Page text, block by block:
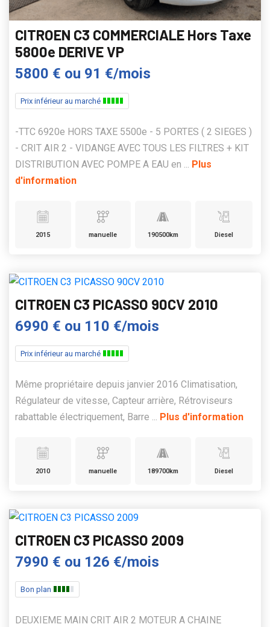
CITROEN C3 COMMERCIALE Hors Taxe
5800e DERIVE VP
5800 € ou 91 €/mois
Prix inférieur au marché
-TTC 6920e HORS TAXE 5500e - 5 PORTES ( 2 SIEGES )
- CRIT AIR 2 - VIDANGE AVEC TOUS LES FILTRES + KIT
DISTRIBUTION AVEC POMPE A EAU en ... Plus
d'information
2015 manuelle 190500km Diesel
CITROEN C3 PICASSO 90CV 2010
6990 € ou 110 €/mois
Prix inférieur au marché
Même propriétaire depuis janvier 2016 Climatisation,
Régulateur de vitesse, Capteur arrière, Rétroviseurs
rabattable électriquement, Barre ... Plus d'information
2010 manuelle 189700km Diesel
CITROEN C3 PICASSO 2009
7990 € ou 126 €/mois
Bon plan
DEUXIEME MAIN CRIT AIR 2 MOTEUR A CHAINE